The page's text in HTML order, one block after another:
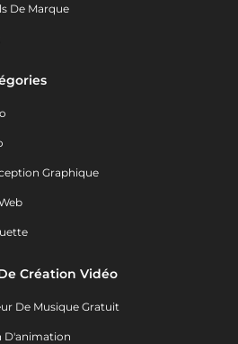
De Marque
Graphique
Création Vidéo
De Musique Gratuit
D'animation